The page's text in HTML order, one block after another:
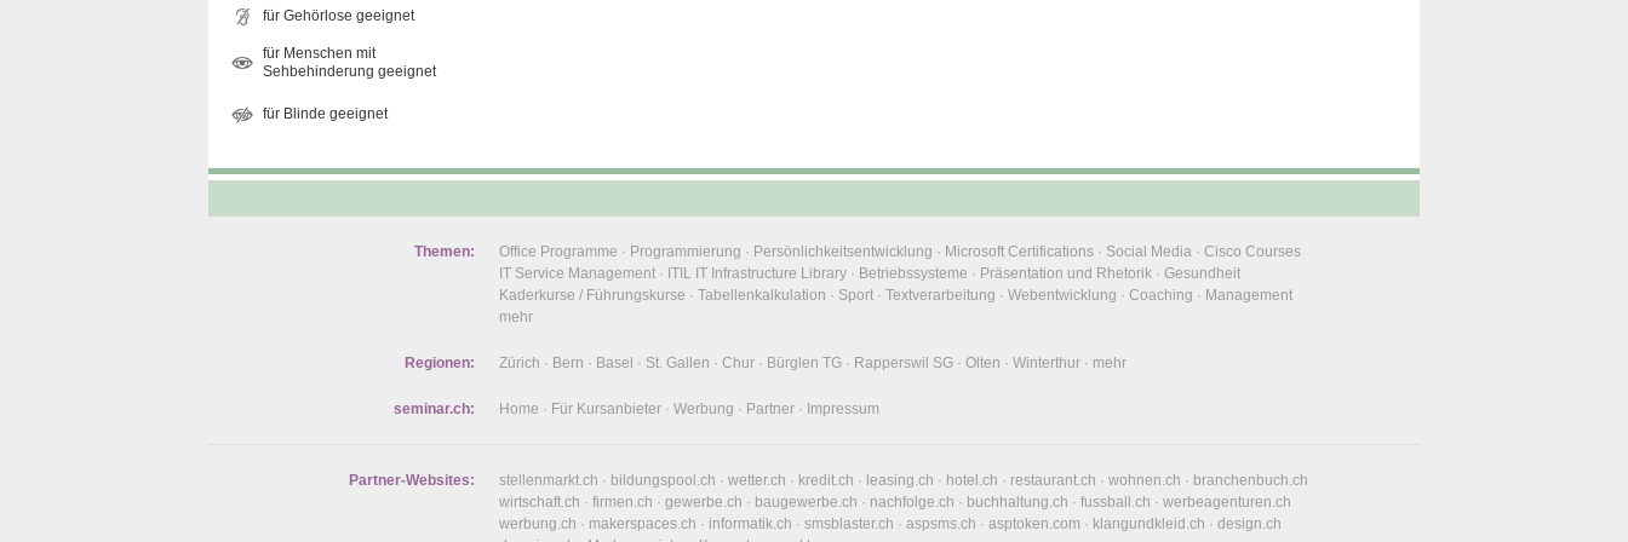
für Gehörlose geeignet
für Menschen mit
Sehbehinderung geeignet
für Blinde geeignet
Themen: Office Programme · Programmierung · Persönlichkeitsentwicklung · Microsoft Certifications · Social Media · Cisco Courses
IT Service Management · ITIL IT Infrastructure Library · Betriebssysteme · Präsentation und Rhetorik · Gesundheit
Kaderkurse / Führungskurse · Tabellenkalkulation · Sport · Textverarbeitung · Webentwicklung · Coaching · Management
mehr
Regionen: Zürich · Bern · Basel · St. Gallen · Chur · Bürglen TG · Rapperswil SG · Olten · Winterthur · mehr
seminar.ch: Home · Für Kursanbieter · Werbung · Partner · Impressum
Partner-Websites: stellenmarkt.ch · bildungspool.ch · wetter.ch · kredit.ch · leasing.ch · hotel.ch · restaurant.ch · wohnen.ch · branchenbuch.ch
wirtschaft.ch · firmen.ch · gewerbe.ch · baugewerbe.ch · nachfolge.ch · buchhaltung.ch · fussball.ch · werbeagenturen.ch
werbung.ch · makerspaces.ch · informatik.ch · smsblaster.ch · aspsms.ch · asptoken.com · klangundkleid.ch · design.ch